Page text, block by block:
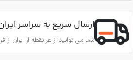
ارسال سریع به سراسر
شما می توانید از هر نقطه از ایران از